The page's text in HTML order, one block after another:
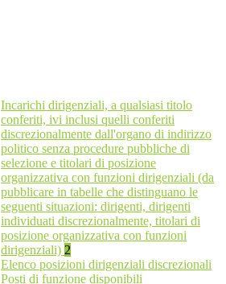
Incarichi dirigenziali, a qualsiasi titolo
conferiti, ivi inclusi quelli conferiti
discrezionalmente dall'organo di indirizzo
politico senza procedure pubbliche di
selezione e titolari di posizione
organizzativa con funzioni dirigenziali (da
pubblicare in tabelle che distinguano le
seguenti situazioni: dirigenti, dirigenti
individuati discrezionalmente, titolari di
posizione organizzativa con funzioni
dirigenziali) 2
Elenco posizioni dirigenziali discrezionali
Posti di funzione disponibili